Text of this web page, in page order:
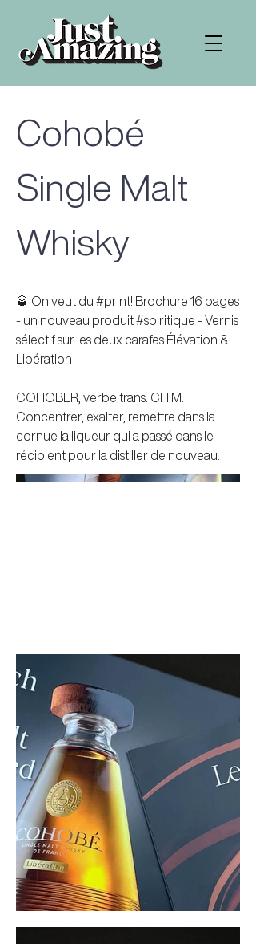
Cohobé
Single Malt
Whisky
🥃 On veut du #print! Brochure 16 pages
- un nouveau produit #spiritique - Vernis
sélectif sur les deux carafes Élévation &
Libération
COHOBER, verbe trans. CHIM.
Concentrer, exalter, remettre dans la
cornue la liqueur qui a passé dans le
récipient pour la distiller de nouveau.